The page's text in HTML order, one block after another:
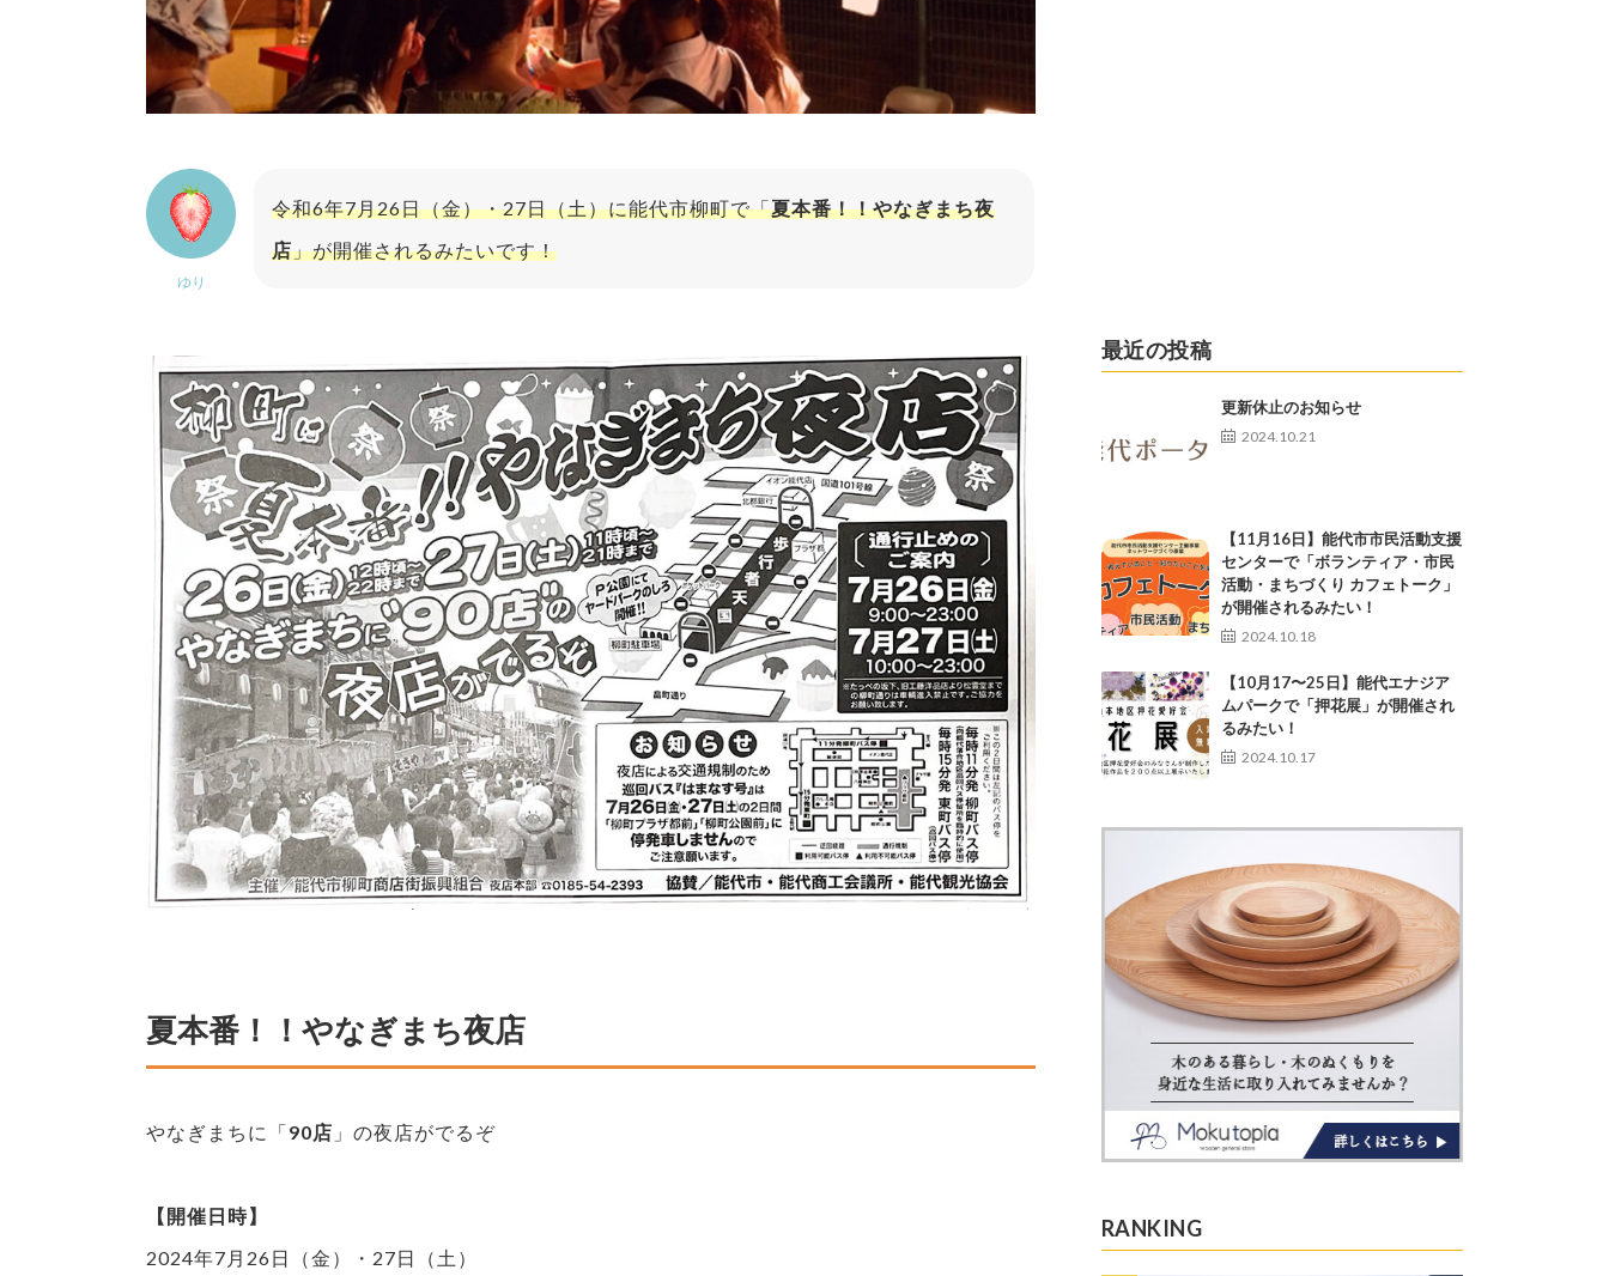
ゆり
令和6年7月26日（金）・27日（土）に能代市柳町で「夏本番！！やなぎまち夜
店」が開催されるみたいです！
夏本番！！やなぎまち夜店
やなぎまちに「90店 」の夜店がでるぞ
【開催日時】
2024年7月26日（金）・27日（土）
最近の投稿
更新休止のお知らせ
2024.10.21
【11月16日】能代市市民活動支援
センターで「ボランティア・市民
活動・まちづくり カフェトーク」
が開催されるみたい！
2024.10.18
【10月17〜25日】能代エナジア
ムパークで「押花展」が開催され
るみたい！
2024.10.17
RANKING